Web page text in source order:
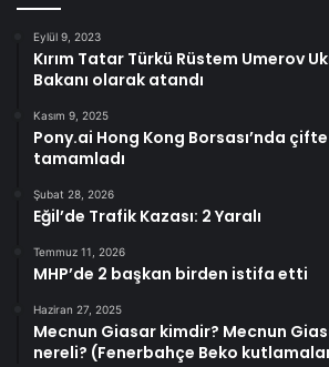
Eylül 9, 2023
Kırım Tatar Türkü Rüstem Umerov
Bakanı olarak atandı
Kasım 9, 2025
Pony.ai Hong Kong Borsası’nda
tamamladı
Şubat 28, 2026
Eğil’de Trafik Kazası: 2 Yaralı
Temmuz 11, 2026
MHP’de 2 başkan birden istifa etti
Haziran 27, 2025
Mecnun Giasar kimdir? Mecnun
nereli? (Fenerbahçe Beko